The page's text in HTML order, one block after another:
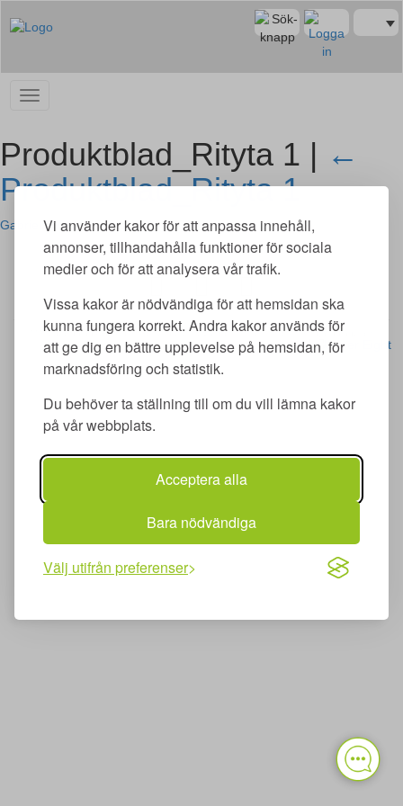
Vi använder kakor för att anpassa innehåll,
annonser, tillhandahålla funktioner för sociala
medier och för att analysera vår trafik.
Vissa kakor är nödvändiga för att hemsidan ska
kunna fungera korrekt. Andra kakor används för
att ge dig en bättre upplevelse på hemsidan, för
marknadsföring och statistik.
Du behöver ta ställning till om du vill lämna kakor
på vår webbplats.
Acceptera alla
Bara nödvändiga
Välj utifrån preferenser
Produktblad_Rityta 1 | ←
Produktblad_Rityta 1
Gabriela Mas |25 February, 2021
Merit utbildning AB | Adlerfelts väg 2 C | 213 65 Malmö | merit@meritutbildning.com
Copyright © Merit utbildning AB 2026 | www.meritutbildning.com